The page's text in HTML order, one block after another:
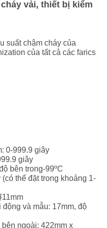
vải, thiết bị kiểm
suất chậm cháy của
của tất cả các farics
0-999.9 giây
giây
bên trong-99ºC
thể đặt trong khoảng 1-
và mẫu: 17mm, độ
ngoài: 422mm x